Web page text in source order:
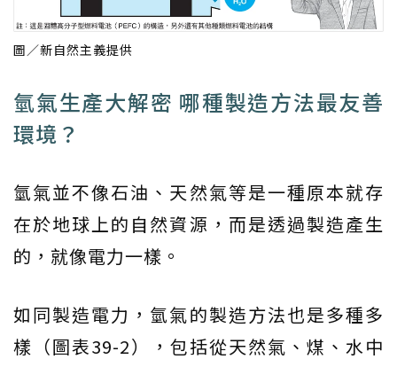
圖／新自然主義提供
氫氣生產大解密 哪種製造方法最友善
環境？
氫氣並不像石油、天然氣等是一種原本就存
在於地球上的自然資源，而是透過製造產生
的，就像電力一樣。
如同製造電力，氫氣的製造方法也是多種多
樣（圖表39-2），包括從天然氣、煤、水中